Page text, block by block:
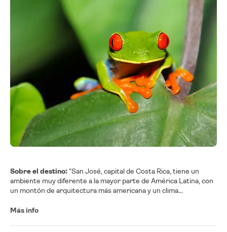
Sobre el destino: "San José, capital de Costa Rica, tiene un
ambiente muy diferente a la mayor parte de América Latina, con
un montón de arquitectura más americana y un clima
Situado en el Valle Central, la ciudad está rodeada de las más
Más info